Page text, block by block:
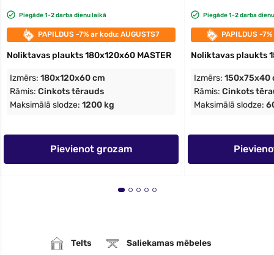
Piegāde 1-2 darba dienu laikā
PAPILDUS -7% ar kodu: AUGUSTS7
Noliktavas plaukts 180x120x60 MASTER
Izmērs: 180x120x60 cm
Rāmis: Cinkots tērauds
Maksimālā slodze: 1200 kg
Pievienot grozam
Piegāde 1-2 darba
PAPILDUS -
Noliktavas plaukts
Izmērs: 150x75x40
Rāmis: Cinkots
Maksimālā slodze:
Telts
Saliekamas mēbeles